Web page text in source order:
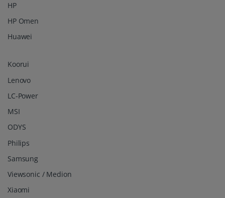
HP
HP Omen
Huawei
Koorui
Lenovo
LC-Power
MSI
ODYS
Philips
Samsung
Viewsonic / Medion
Xiaomi